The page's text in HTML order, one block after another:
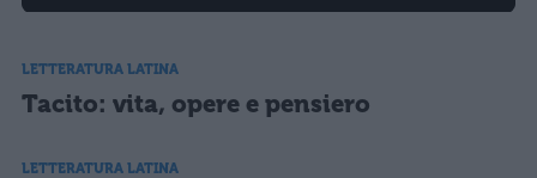
LETTERATURA LATINA
Tacito: vita, opere e pensiero
LETTERATURA LATINA